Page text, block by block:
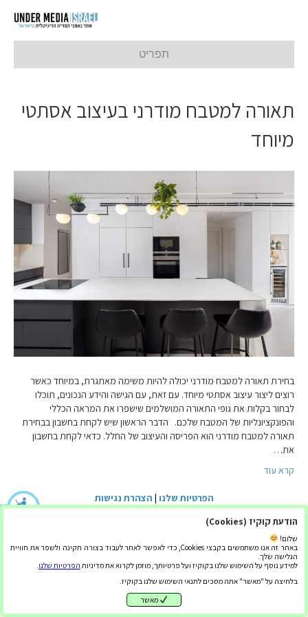
תפריט
תאורה למטבח מודרני בעיצוב אסתטי
מיוחד
בחירת תאורה למטבח מודרני יכולה להיות משימה מאתגרת, במיוחד כאשר
רוצים ליצור עיצוב אסתטי מיוחד. עם זאת, עם הגישה והידע הנכונים, תוכלו
לבחור בקלות את גופי התאורה המושלמים שישפרו את המראה הכללי
והפונקציונליות של המטבח שלכם. הדבר הראשון שיש לקחת בחשבון בבחירת
תאורה למטבח מודרני הוא הפריסה והעיצוב של החלל. כדאי לקחת בחשבון
את…
קרא עוד
הודעת קוקיז (Cookies)
שלום!
באתר זה אנו משתמשים בקבצי Cookies, כדי לאפשר לאתר לעבוד בצורה תקינה ולשפר את חוויית
הגלישה שלך.
למידע נוסף על השימוש שלנו בקוקיז ועל פרטיותך, מוזמן לקרוא את מדיניות הפרטיות שלנו.
בלחיצה על "מאשר" אתה מסכים לתנאי השימוש שלנו בקוקיז.
מאשר
הפרטיות שלנו | הצהרת נגישות